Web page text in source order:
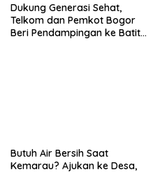
Dukung Generasi Sehat,
Telkom dan Pemkot Bogor
Beri Pendampingan ke Batita
Butuh Air Bersih Saat
Kemarau? Ajukan ke Desa,